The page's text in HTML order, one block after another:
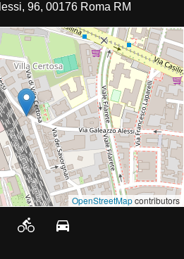
96, 00176 Roma RM
OpenStreetMapcontributors